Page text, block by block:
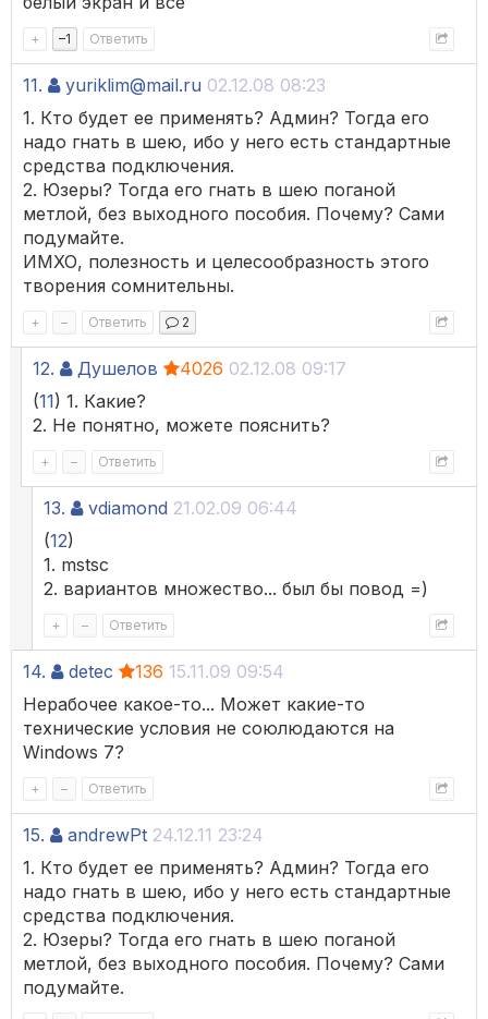
+ –1 Ответить
11. yuriklim@mail.ru 02.12.08 08:23
1. Кто будет ее применять? Админ? Тогда его
надо гнать в шею, ибо у него есть стандартные
средства подключения.
2. Юзеры? Тогда его гнать в шею поганой
метлой, без выходного пособия. Почему? Сами
подумайте.
ИМХО, полезность и целесообразность этого
творения сомнительны.
+ – Ответить 2
12. Душелов 4026 02.12.08 09:17
(11) 1. Какие?
2. Не понятно, можете пояснить?
+ – Ответить
13. vdiamond 21.02.09 06:44
(12)
1. mstsc
2. вариантов множество... был бы повод =)
+ – Ответить
14. detec 136 15.11.09 09:54
Нерабочее какое-то... Может какие-то
технические условия не союлюдаются на
Windows 7?
+ – Ответить
15. andrewPt 24.12.11 23:24
1. Кто будет ее применять? Админ? Тогда его
надо гнать в шею, ибо у него есть стандартные
средства подключения.
2. Юзеры? Тогда его гнать в шею поганой
метлой, без выходного пособия. Почему? Сами
подумайте.